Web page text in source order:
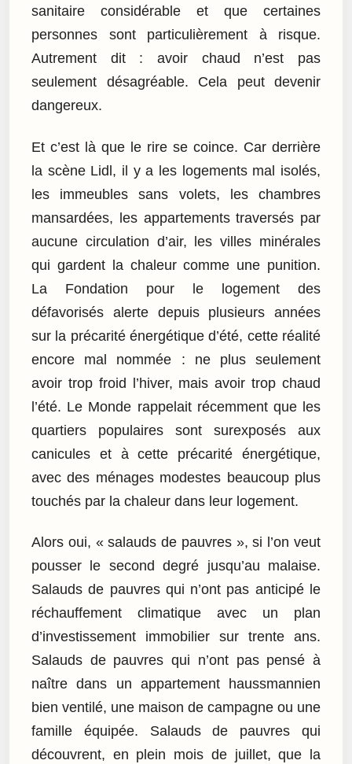
sanitaire considérable et que certaines
personnes sont particulièrement à risque.
Autrement dit : avoir chaud n’est pas
seulement désagréable. Cela peut devenir
dangereux.
Et c’est là que le rire se coince. Car derrière
la scène Lidl, il y a les logements mal isolés,
les immeubles sans volets, les chambres
mansardées, les appartements traversés par
aucune circulation d’air, les villes minérales
qui gardent la chaleur comme une punition.
La Fondation pour le logement des
défavorisés alerte depuis plusieurs années
sur la précarité énergétique d’été, cette réalité
encore mal nommée : ne plus seulement
avoir trop froid l’hiver, mais avoir trop chaud
l’été. Le Monde rappelait récemment que les
quartiers populaires sont surexposés aux
canicules et à cette précarité énergétique,
avec des ménages modestes beaucoup plus
touchés par la chaleur dans leur logement.
Alors oui, « salauds de pauvres », si l’on veut
pousser le second degré jusqu’au malaise.
Salauds de pauvres qui n’ont pas anticipé le
réchauffement climatique avec un plan
d’investissement immobilier sur trente ans.
Salauds de pauvres qui n’ont pas pensé à
naître dans un appartement haussmannien
bien ventilé, une maison de campagne ou une
famille équipée. Salauds de pauvres qui
découvrent, en plein mois de juillet, que la